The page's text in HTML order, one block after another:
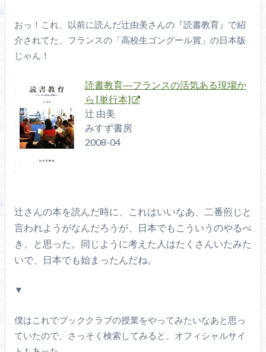
おっ！これ、以前に読んだ辻由美さんの『読書教育』で紹
介されてた、フランスの「高校生ゴングール賞」の日本版
じゃん！
読書教育―フランスの活気ある現場か
ら [単行本]
辻 由美
みすず書房
2008-04
辻さんの本を読んだ時に、これはいいなあ、二番煎じと
言われようがなんだろうが、日本でもこういうのやるべ
き、と思った。同じように考えた人はたくさんいたみた
いで、日本でも始まったんだね。
▼
僕はこれでブッククラブの授業をやってみたいなあと思っ
ていたので、さっそく検索してみると、オフィシャルサイ